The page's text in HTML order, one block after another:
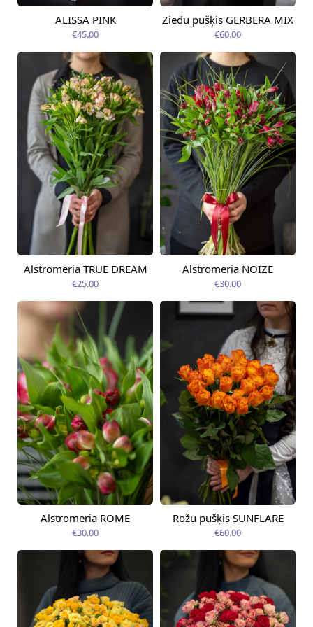
Pieejams šodien
ALISSA PINK
€45.00
Pieejams šodien
Ziedu pušķis GERBERA MIX
€60.00
Pieejams šodien
Alstromeria TRUE DREAM
€25.00
Pieejams šodien
Alstromeria NOIZE
€30.00
Pieejams šodien
Alstromeria ROME
€30.00
Pieejama no
07.08.2026
Rožu pušķis SUNFLARE
€60.00